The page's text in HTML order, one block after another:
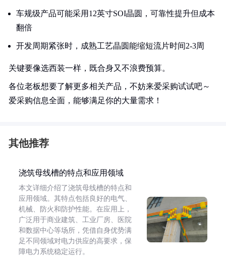
车规级产品可能采用12英寸SOI晶圆，可靠性提升但成本
翻倍
开发周期紧张时，成熟工艺晶圆能缩短流片时间2-3周
关键要像选西装一样，既合身又不浪费预算。
各位老板想要了解更多相关产品，不妨来爱采购试试吧～
爱采购信息全面，能够满足你的大量需求！
其他推荐
浇筑母线槽的特点和应用领域
本文详细介绍了浇筑母线槽的特点和
应用领域。其特点包括良好的电气、
机械、防火和防护性能。在应用上，
广泛用于商业建筑、工业厂房、医院
和数据中心等场所，凭借自身优势满
足不同领域对电力供应的高要求，保
障电力系统稳定运行。